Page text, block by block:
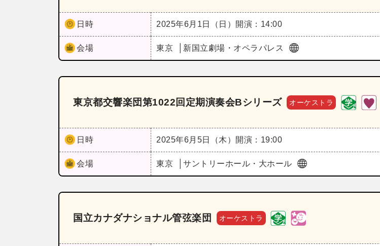
日時 2025年6月1日（日） 開演：14:00
会場 東京 新国立劇場・オペラパレス
東京都交響楽団第1022回定期演奏会Bシリーズ オーケストラ
日時 2025年6月5日（木） 開演：19:00
会場 東京 サントリーホール・大ホール
国立カナダナショナル管弦楽団 オーケストラ